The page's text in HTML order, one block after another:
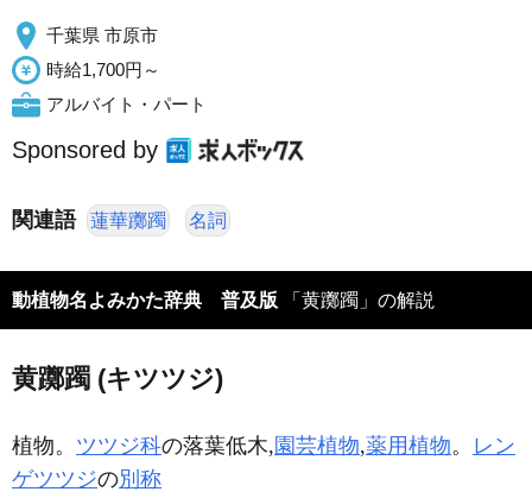
千葉県 市原市
時給1,700円～
アルバイト・パート
Sponsored by
関連語 蓮華躑躅 名詞
動植物名よみかた辞典 普及版 「黄躑躅」の解説
黄躑躅 (キツツジ)
植物。 ツツジ科の落葉低木, 園芸植物,薬用植物。 レン
ゲツツジの別称